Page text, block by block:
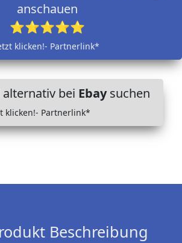
anschauen
⭐⭐⭐⭐⭐
klicken!- Partnerlink*
bei Ebaysuchen
klicken!- Partnerlink*
Beschreibung